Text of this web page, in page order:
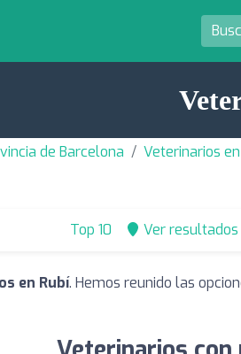
de Barcelona Veterinarios
Top 10 Ver
en Rubí. Hemos reunido las